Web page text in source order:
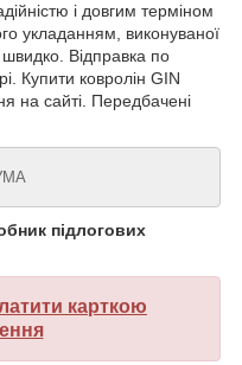
і довгим терміном
укладанням, виконуваної
Відправка по
Купити ковролін GIN
на сайті. Передбачені
підлогових
карткою